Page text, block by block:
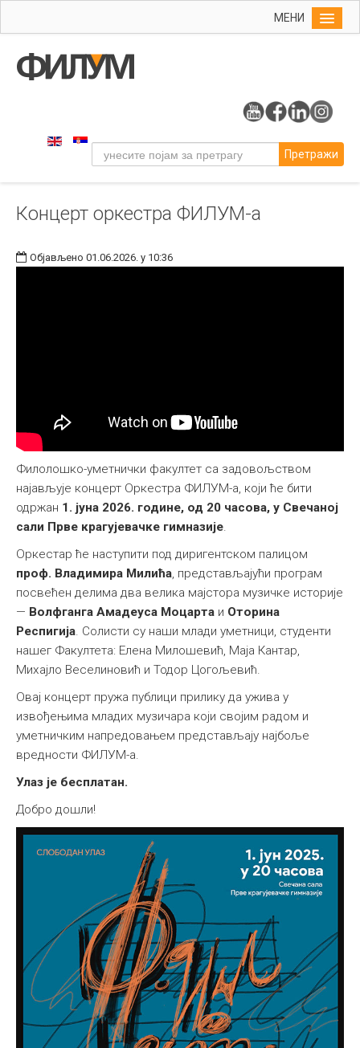
МЕНИ
Упис
Уметност
Музичка уметност
Галерија
Претражи
Концерт оркестра ФИЛУМ-а
Објављено 01.06.2026. у 10:36
Филолошко-уметнички факултет са задовољством
најављује концерт Оркестра ФИЛУМ-а, који ће бити
одржан 1. јуна 2026. године, од 20 часова, у Свечаној
сали Прве крагујевачке гимназије
Оркестар ће наступити под диригентском палицом
проф. Владимира Милића , представљајући програм
посвећен делима два велика мајстора музичке историје
— Волфганга Амадеуса Моцарта и Оторина
Респигија . Солисти су наши млади уметници, студенти
нашег Факултета: Елена Милошевић, Маја Кантар,
Михајло Веселиновић и Тодор Цогољевић.
Овај концерт пружа публици прилику да ужива у
извођењима младих музичара који својим радом и
уметничким напредовањем представљају најбоље
вредности ФИЛУМ-а.
Улаз је бесплатан.
Добро дошли!